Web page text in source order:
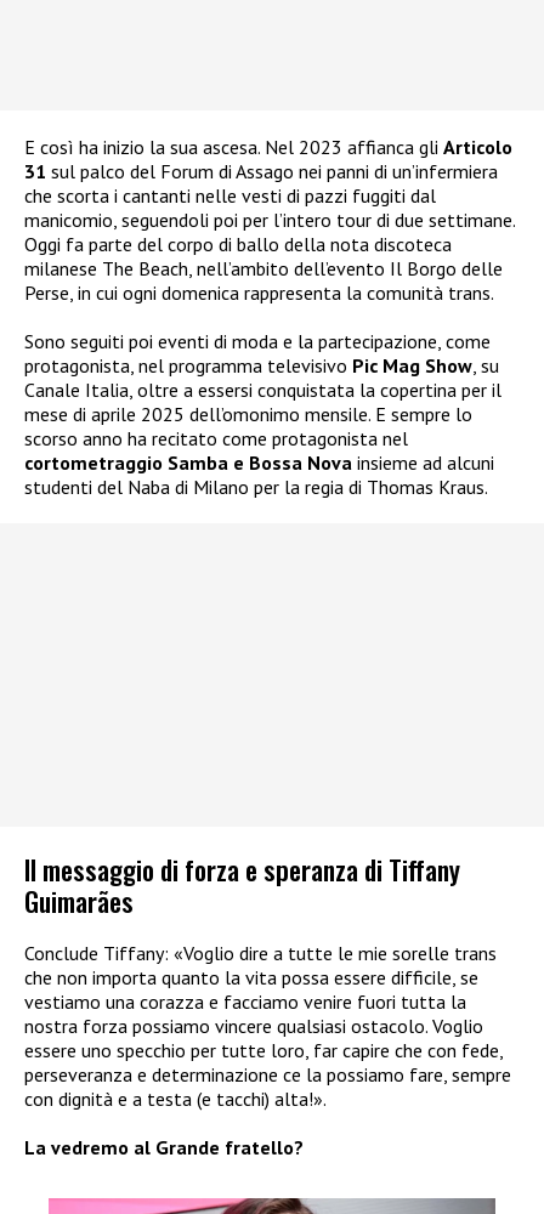
E così ha inizio la sua ascesa. Nel 2023 affianca gli Articolo
31 sul palco del Forum di Assago nei panni di un’infermiera
che scorta i cantanti nelle vesti di pazzi fuggiti dal
manicomio, seguendoli poi per l’intero tour di due settimane.
Oggi fa parte del corpo di ballo della nota discoteca
milanese The Beach, nell’ambito dell’evento Il Borgo delle
Perse, in cui ogni domenica rappresenta la comunità trans.
Sono seguiti poi eventi di moda e la partecipazione, come
protagonista, nel programma televisivo Pic Mag Show, su
Canale Italia, oltre a essersi conquistata la copertina per il
mese di aprile 2025 dell’omonimo mensile. E sempre lo
scorso anno ha recitato come protagonista nel
cortometraggio Samba e Bossa Nova insieme ad alcuni
studenti del Naba di Milano per la regia di Thomas Kraus.
Il messaggio di forza e speranza di Tiffany
Guimarães
Conclude Tiffany: «Voglio dire a tutte le mie sorelle trans
che non importa quanto la vita possa essere difficile, se
vestiamo una corazza e facciamo venire fuori tutta la
nostra forza possiamo vincere qualsiasi ostacolo. Voglio
essere uno specchio per tutte loro, far capire che con fede,
perseveranza e determinazione ce la possiamo fare, sempre
con dignità e a testa (e tacchi) alta!».
La vedremo al Grande fratello?